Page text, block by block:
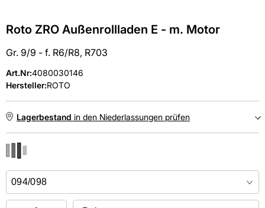
Roto ZRO Außenrollladen E - m. Motor
Gr. 9/9 - f. R6/R8, R703
Art.Nr:4080030146
Hersteller:ROTO
Lagerbestand in den Niederlassungen prüfen
Online kaufen &